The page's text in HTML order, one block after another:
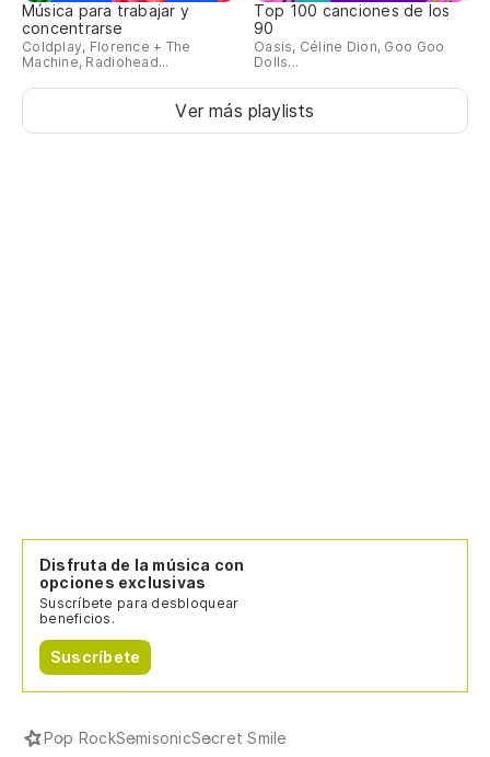
Música para trabajar y
concentrarse
Coldplay, Florence + The
Machine, Radiohead...
Top 100 canciones de los
90
Oasis, Céline Dion, Goo Goo
Dolls...
Ver más playlists
Disfruta de la música con
opciones exclusivas
Suscríbete para desbloquear
beneficios.
Suscríbete
Pop RockSemisonicSecret Smile